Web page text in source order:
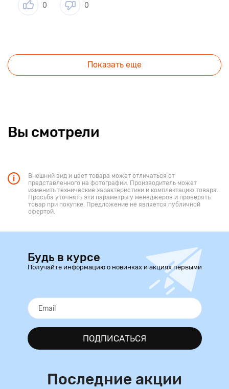
0 0
Показать еще
Вы смотрели
Внешний вид и цвет товара может отличаться от
представленного на фотографии. Производитель может
изменить технические характеристики и комплектацию товара.
Просьба уточнять эти параметры у менеджеров и проверять
товар при покупке. Предложение не является публичной
офертой.
Будь в курсе
Получайте информацию о новинках и акциях первыми
ПОДПИСАТЬСЯ
Последние акции